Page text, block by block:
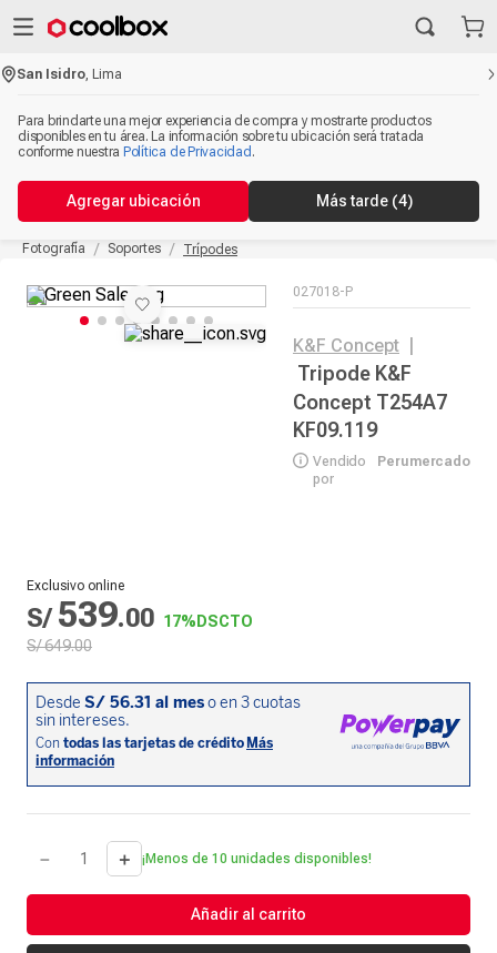
San Isidro ,Lima
Para brindarte una mejor experiencia de compra y mostrarte productos
disponibles en tu área. La información sobre tu ubicación será tratada
conforme nuestra Política de Privacidad .
Agregar ubicación Más tarde (3)
Fotografía Soportes Trípodes
027018-P
K&F Concept
Tripode K&F
Concept T254A7
KF09.119
Vendido
por
Perumercado
Exclusivo online
S/ 539.00 17% DSCTO
S/649.00
＋
－ ¡Menos de 10 unidades disponibles!
Añadir al carrito